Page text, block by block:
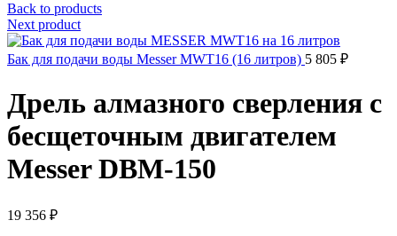
Back to products
Next product
Бак для подачи воды Messer MWT16 (16 литров) 5 805 ₽
Дрель алмазного сверления с
бесщеточным двигателем
Messer DBM-150
19 356 ₽